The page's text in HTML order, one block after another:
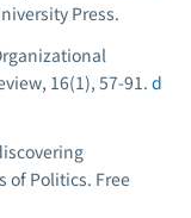
Press.
, 16(1), 57-91. d
of Politics. Free